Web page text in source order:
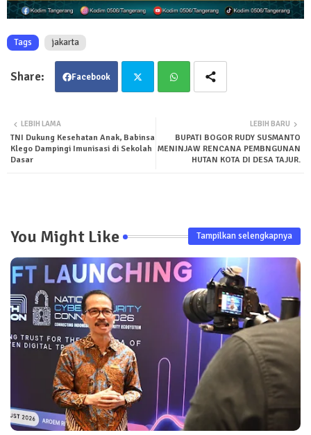
Tags jakarta
Facebook
ter tsa
LEBIH BARU
BUPATI BOGOR RUDY SUSMANTO
MENINJAW RENCANA PEMBNGUNAN
HUTAN KOTA DI DESA TAJUR.
LEBIH LAMA
TNI Dukung Kesehatan Anak, Babinsa
Klego Dampingi Imunisasi di Sekolah
Dasar
You Might Like Tampilkan selengkapnya